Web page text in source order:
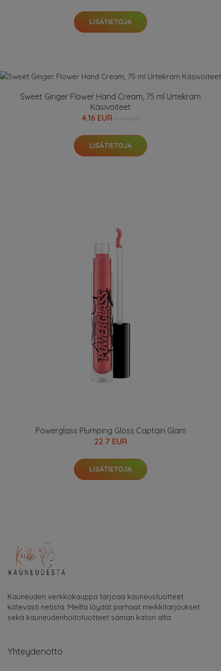
LISÄTIETOJA
Sweet Ginger Flower Hand Cream, 75 ml Urtekram
Käsivoiteet
4.16 EUR
LISÄTIETOJA
Powerglass Plumping Gloss Captain Glam
22.7 EUR
LISÄTIETOJA
Kauneuden verkkokauppa tarjoaa kauneustuotteet
kätevästi netistä. Meiltä löydät parhaat meikkitarjoukset
sekä kauneudenhoitotuotteet saman katon alta.
Yhteydenotto